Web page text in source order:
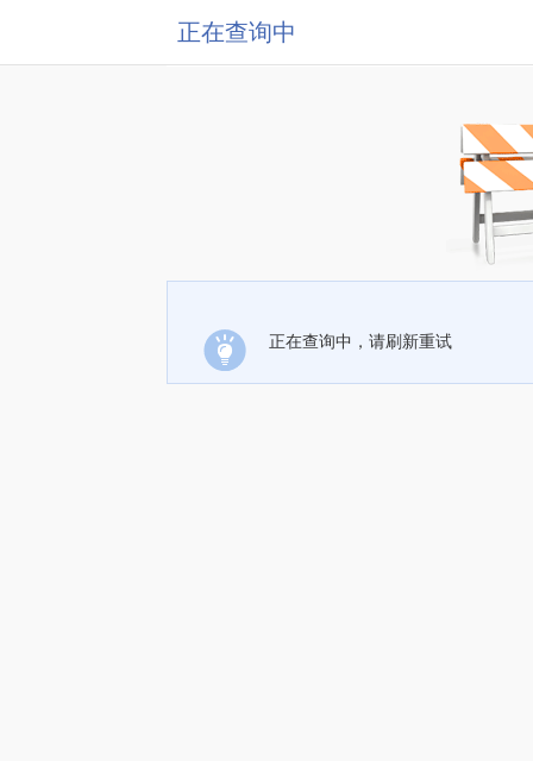
正在查询中
正在查询中，请刷新重试